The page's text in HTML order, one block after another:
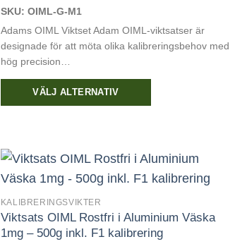
SKU: OIML-G-M1
Adams OIML Viktset Adam OIML-viktsatser är
designade för att möta olika kalibreringsbehov med
hög precision…
VÄLJ ALTERNATIV
produkten
har
flera
varianter.
De
olika
KALIBRERINGSVIKTER
Viktsats OIML Rostfri i Aluminium Väska
1mg – 500g inkl. F1 kalibrering